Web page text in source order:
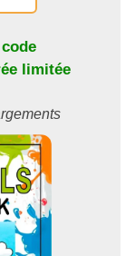
limitée